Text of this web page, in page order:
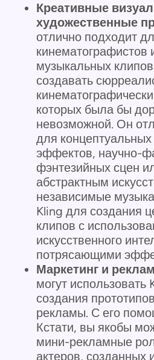
Креативные
художественные
отлично подходит
музыкальных
создавать
которых была бы
невозможной. Он
для
эффектов, научно-
фэнтезийных сцен
абстрактным
независимые
Kling для создания
клипов с
искусственного
потрясающими
Маркетинг и
могут использовать
создания
рекламы. С его
Кстати, вы якобы
мини-рекламные
актеров, созданных